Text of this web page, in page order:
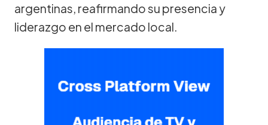
argentinas, reafirmando su presencia y
liderazgo en el mercado local.